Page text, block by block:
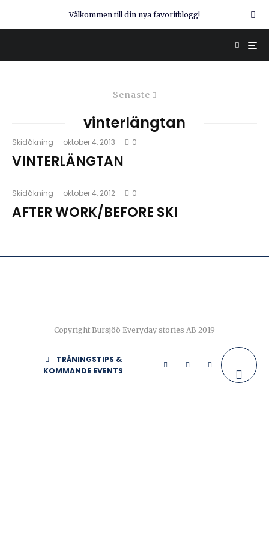
Välkommen till din nya favoritblogg!
Senaste
vinterlängtan
Skidåkning · oktober 4, 2013 · 0
VINTERLÄNGTAN
Skidåkning · oktober 4, 2012 · 0
AFTER WORK/BEFORE SKI
Copyright Bursjöö Everyday stories AB 2019
TRÄNINGSTIPS &
KOMMANDE EVENTS